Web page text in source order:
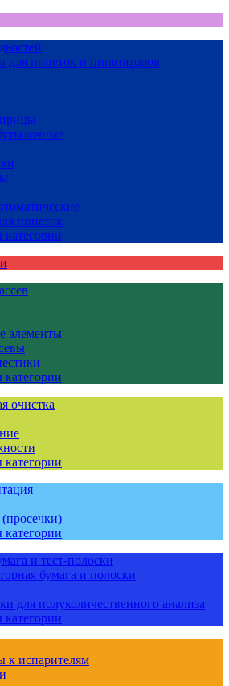
для пипеток и пипетаторов
пипеток
категории
элементы
категории
очистка
категории
категории
и тест-полоски
бумага и полоски
для полуколичественного анализа
категории
к испарителям